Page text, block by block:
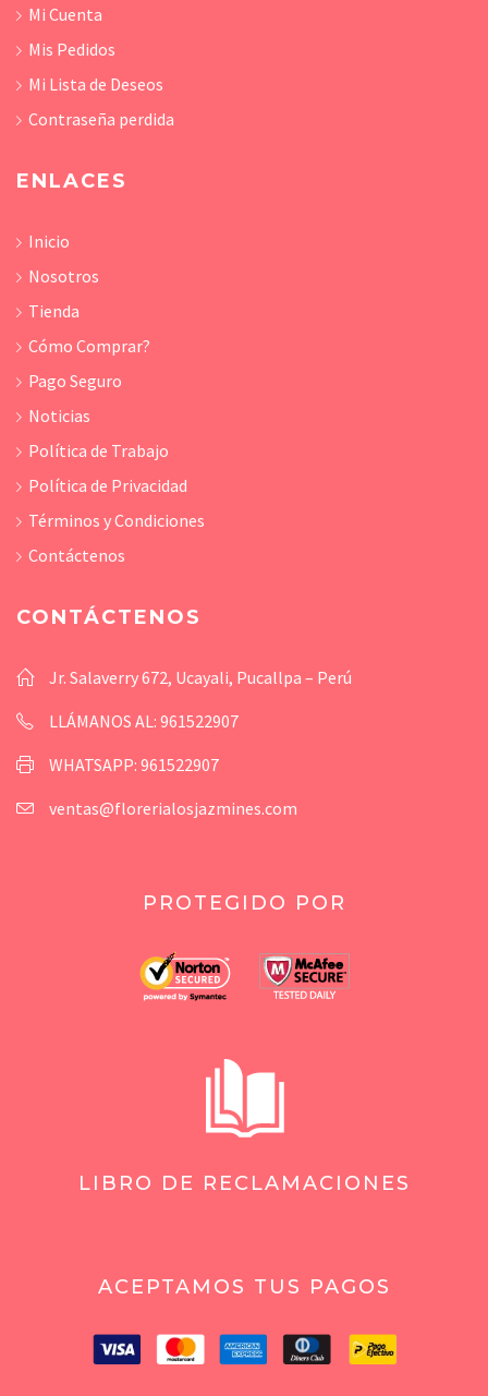
Mi Cuenta
Mis Pedidos
Mi Lista de Deseos
Contraseña perdida
ENLACES
Inicio
Nosotros
Tienda
Cómo Comprar?
Pago Seguro
Noticias
Política de Trabajo
Política de Privacidad
Términos y Condiciones
Contáctenos
CONTÁCTENOS
Jr. Salaverry 672, Ucayali, Pucallpa – Perú
LLÁMANOS AL: 961522907
WHATSAPP: 961522907
ventas@florerialosjazmines.com
PROTEGIDO POR
LIBRO DE RECLAMACIONES
ACEPTAMOS TUS PAGOS